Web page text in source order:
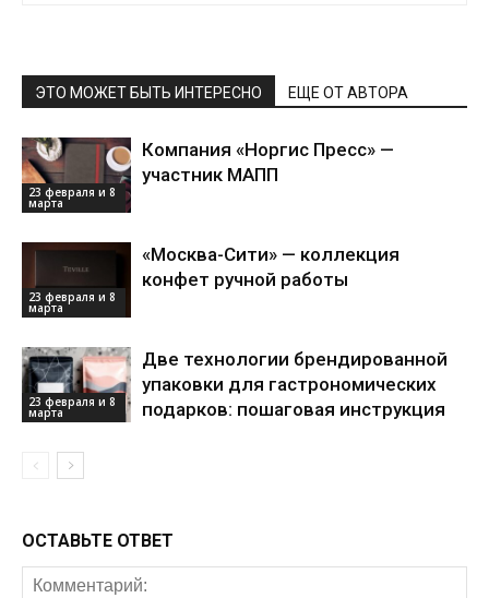
ЭТО МОЖЕТ БЫТЬ ИНТЕРЕСНО ЕЩЕ ОТ АВТОРА
23 февраля и 8
марта
Компания «Норгис Пресс» —
участник МАПП
23 февраля и 8
марта
«Москва-Сити» — коллекция
конфет ручной работы
23 февраля и 8
марта
Две технологии брендированной
упаковки для гастрономических
подарков: пошаговая инструкция
ОСТАВЬТЕ ОТВЕТ